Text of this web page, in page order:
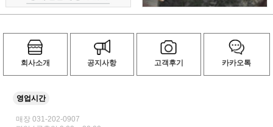
회사소개 공지사항 고객후기 카카오톡
영업시간
매장 031-202-0907